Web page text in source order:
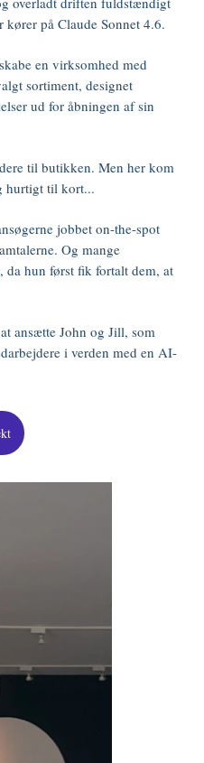
på Claude Sonnet 4.6.
en virksomhed med
sortiment, designet
ud for åbningen af sin
til butikken. Men her kom
hurtigt til kort...
jobbet on-the-spot
Og mange
hun først fik fortalt dem, at
ansætte John og Jill, som
i verden med en AI-